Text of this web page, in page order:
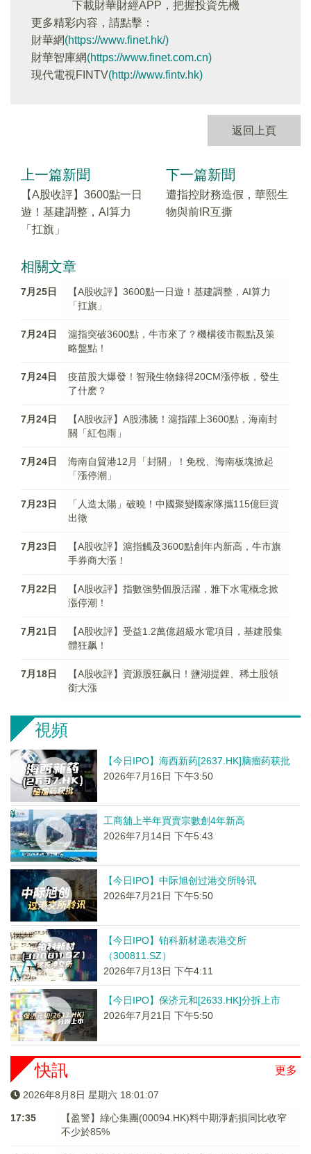
下載財華財經APP，把握投資先機
更多精彩内容，請點擊：
財華網(https://www.finet.hk/)
財華智庫網(https://www.finet.com.cn)
現代電視FINTV(http://www.fintv.hk)
返回上頁
上一篇新聞
【A股收評】3600點一日
遊！基建調整，AI算力
「扛旗」
下一篇新聞
遭指控財務造假，華熙生
物與前IR互撕
相關文章
7月25日
【A股收評】3600點一日遊！基建調整，AI算力
「扛旗」
7月24日
滬指突破3600點，牛市來了？機構後市觀點及策
略盤點！
7月24日
疫苗股大爆發！智飛生物錄得20CM漲停板，發生
了什麽？
7月24日
【A股收評】A股沸騰！滬指躍上3600點，海南封
關「紅包雨」
7月24日
海南自貿港12月「封關」！免稅、海南板塊掀起
「漲停潮」
7月23日
「人造太陽」破曉！中國聚變國家隊攜115億巨資
出徵
7月23日
【A股收評】滬指觸及3600點創年内新高，牛市旗
手券商大漲！
7月22日
【A股收評】指數強勢個股活躍，雅下水電概念掀
漲停潮！
7月21日
【A股收評】受益1.2萬億超級水電項目，基建股集
體狂飙！
7月18日
【A股收評】資源股狂飙日！鹽湖提鋰、稀土股領
銜大漲
視頻
【今日IPO】海西新药[2637.HK]脑瘤药获批
2026年7月16日 下午3:50
工商舖上半年買賣宗數創4年新高
2026年7月14日 下午5:43
【今日IPO】中际旭创过港交所聆讯
2026年7月21日 下午5:50
【今日IPO】铂科新材递表港交所
（300811.SZ）
2026年7月13日 下午4:11
【今日IPO】保济元和[2633.HK]分拆上市
2026年7月21日 下午5:50
更多
快訊
2026年8月8日 星期六 18:01:08
17:35
【盈警】綠心集團(00094.HK)料中期淨虧損同比收窄
不少於85%